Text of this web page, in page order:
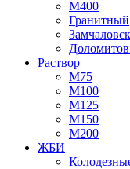
М400
Гранитный
Раствор
М75
М100
М125
М150
М200
ЖБИ